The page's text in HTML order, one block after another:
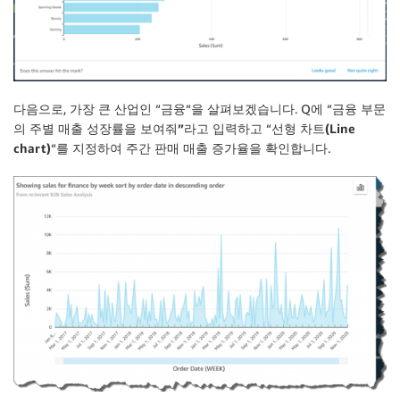
다음으로, 가장 큰 산업인 “금융“을 살펴보겠습니다. Q에 “금융 부문
의 주별 매출 성장률을 보여줘”라고 입력하고 “선형 차트(Line
chart)“를 지정하여 주간 판매 매출 증가율을 확인합니다.